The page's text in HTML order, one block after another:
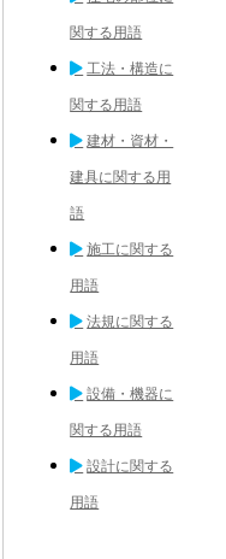
関する用語
工法・構造に
関する用語
建材・資材・
建具に関する用
語
施工に関する
用語
法規に関する
用語
設備・機器に
関する用語
設計に関する
用語